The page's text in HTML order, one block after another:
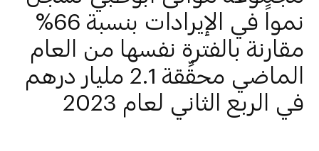
نمواً في الإيرادات بنسبة 66%
مقارنة بالفترة نفسها من العام
الماضي محقِّقة 2.1 مليار درهم
في الربع الثاني لعام 2023